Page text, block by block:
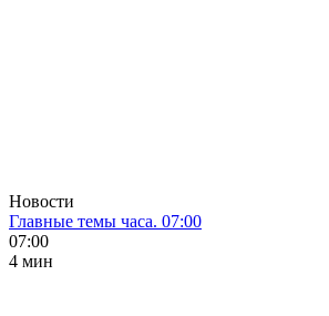
Новости
Главные темы часа. 07:00
07:00
4 мин